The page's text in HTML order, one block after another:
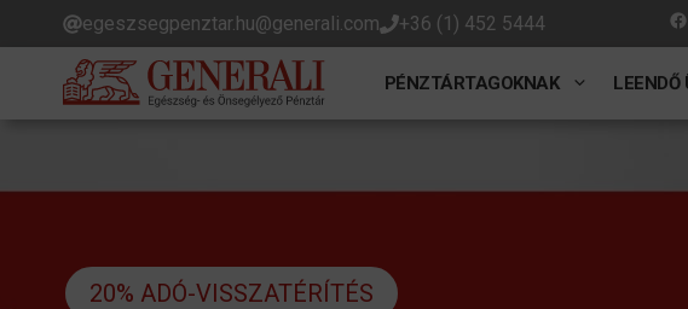
Kilépés
a
tartalomba
egeszsegpenztar.hu@generali.com +36 (1) 452 5444
PÉNZTÁRTAGOKNAK LEENDŐ
20% ADÓ-VISSZATÉRÍTÉS